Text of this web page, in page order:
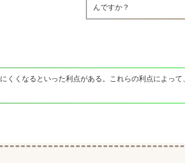
んですか？
くなるといった利点がある。これらの利点によっ